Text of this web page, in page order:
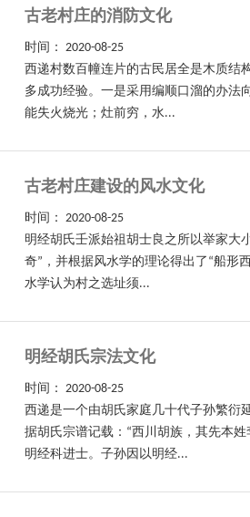
古老村庄的消防文化
时间： 2020-08-25
西递村数百幢连片的古民居全是木质结
多成功经验。一是采用编顺口溜的办法
能失火烧光；灶前穷，水...
古老村庄建设的风水文化
时间： 2020-08-25
明经胡氏壬派始祖胡士良之所以举家大
奇”，并根据风水学的理论得出了“船形
水学认为村之选址须...
明经胡氏宗法文化
时间： 2020-08-25
西递是一个由胡氏家庭几十代子孙繁衍
据胡氏宗谱记载：“西川胡族，其先本
明经科进士。子孙因以明经...